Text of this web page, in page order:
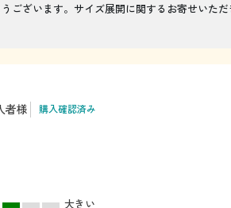
ございます。サイズ展開に関するお寄せいた
者様 購入確認済み
大きい